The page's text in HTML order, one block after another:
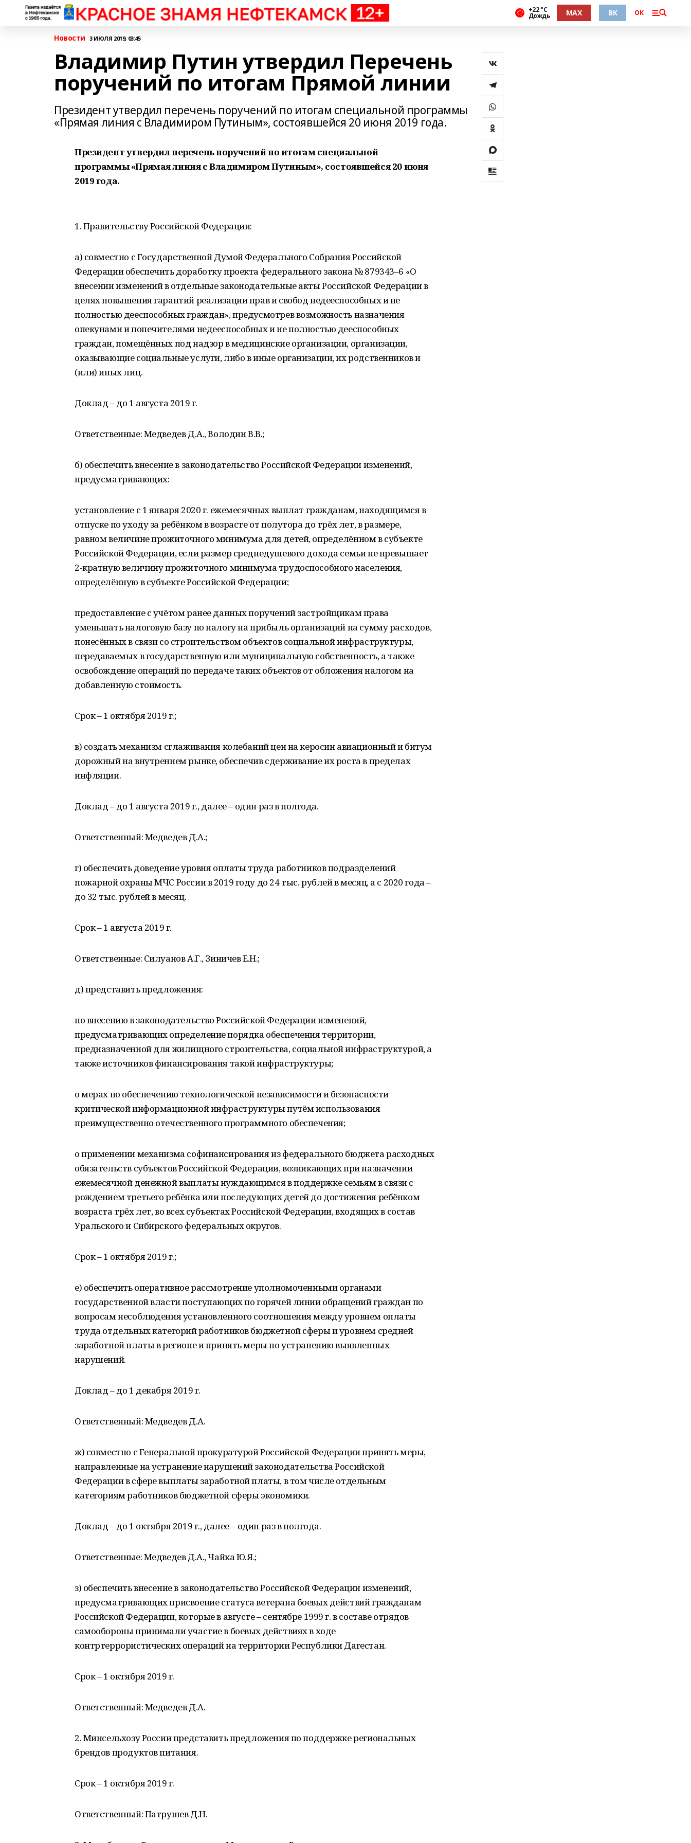
+22 °С
Дождь MAX ВК ОК
Новости 3 ИЮЛЯ 2019, 03:45
Владимир Путин утвердил Перечень
поручений по итогам Прямой линии
Президент утвердил перечень поручений по итогам специальной программы
«Прямая линия с Владимиром Путиным», состоявшейся 20 июня 2019 года.
Президент утвердил перечень поручений по итогам специальной
программы «Прямая линия с Владимиром Путиным», состоявшейся 20 июня
2019 года.
1. Правительству Российской Федерации:
а) совместно с Государственной Думой Федерального Собрания Российской
Федерации обеспечить доработку проекта федерального закона № 879343–6 «О
внесении изменений в отдельные законодательные акты Российской Федерации в
целях повышения гарантий реализации прав и свобод недееспособных и не
полностью дееспособных граждан», предусмотрев возможность назначения
опекунами и попечителями недееспособных и не полностью дееспособных
граждан, помещённых под надзор в медицинские организации, организации,
оказывающие социальные услуги, либо в иные организации, их родственников и
(или) иных лиц.
Доклад – до 1 августа 2019 г.
Ответственные: Медведев Д.А., Володин В.В.;
б) обеспечить внесение в законодательство Российской Федерации изменений,
предусматривающих:
установление с 1 января 2020 г. ежемесячных выплат гражданам, находящимся в
отпуске по уходу за ребёнком в возрасте от полутора до трёх лет, в размере,
равном величине прожиточного минимума для детей, определённом в субъекте
Российской Федерации, если размер среднедушевого дохода семьи не превышает
2-кратную величину прожиточного минимума трудоспособного населения,
определённую в субъекте Российской Федерации;
предоставление с учётом ранее данных поручений застройщикам права
уменьшать налоговую базу по налогу на прибыль организаций на сумму расходов,
понесённых в связи со строительством объектов социальной инфраструктуры,
передаваемых в государственную или муниципальную собственность, а также
освобождение операций по передаче таких объектов от обложения налогом на
добавленную стоимость.
Срок – 1 октября 2019 г.;
в) создать механизм сглаживания колебаний цен на керосин авиационный и битум
дорожный на внутреннем рынке, обеспечив сдерживание их роста в пределах
инфляции.
Доклад – до 1 августа 2019 г., далее – один раз в полгода.
Ответственный: Медведев Д.А.;
г) обеспечить доведение уровня оплаты труда работников подразделений
пожарной охраны МЧС России в 2019 году до 24 тыс. рублей в месяц, а с 2020 года –
до 32 тыс. рублей в месяц.
Срок – 1 августа 2019 г.
Ответственные: Силуанов А.Г., Зиничев Е.Н.;
д) представить предложения:
по внесению в законодательство Российской Федерации изменений,
предусматривающих определение порядка обеспечения территории,
предназначенной для жилищного строительства, социальной инфраструктурой, а
также источников финансирования такой инфраструктуры;
о мерах по обеспечению технологической независимости и безопасности
критической информационной инфраструктуры путём использования
преимущественно отечественного программного обеспечения;
о применении механизма софинансирования из федерального бюджета расходных
обязательств субъектов Российской Федерации, возникающих при назначении
ежемесячной денежной выплаты нуждающимся в поддержке семьям в связи с
рождением третьего ребёнка или последующих детей до достижения ребёнком
возраста трёх лет, во всех субъектах Российской Федерации, входящих в состав
Уральского и Сибирского федеральных округов.
Срок – 1 октября 2019 г.;
е) обеспечить оперативное рассмотрение уполномоченными органами
государственной власти поступающих по горячей линии обращений граждан по
вопросам несоблюдения установленного соотношения между уровнем оплаты
труда отдельных категорий работников бюджетной сферы и уровнем средней
заработной платы в регионе и принять меры по устранению выявленных
нарушений.
Доклад – до 1 декабря 2019 г.
Ответственный: Медведев Д.А.
ж) совместно с Генеральной прокуратурой Российской Федерации принять меры,
направленные на устранение нарушений законодательства Российской
Федерации в сфере выплаты заработной платы, в том числе отдельным
категориям работников бюджетной сферы экономики.
Доклад – до 1 октября 2019 г., далее – один раз в полгода.
Ответственные: Медведев Д.А., Чайка Ю.Я.;
з) обеспечить внесение в законодательство Российской Федерации изменений,
предусматривающих присвоение статуса ветерана боевых действий гражданам
Российской Федерации, которые в августе – сентябре 1999 г. в составе отрядов
самообороны принимали участие в боевых действиях в ходе
контртеррористических операций на территории Республики Дагестан.
Срок – 1 октября 2019 г.
Ответственный: Медведев Д.А.
2. Минсельхозу России представить предложения по поддержке региональных
брендов продуктов питания.
Срок – 1 октября 2019 г.
Ответственный: Патрушев Д.Н.